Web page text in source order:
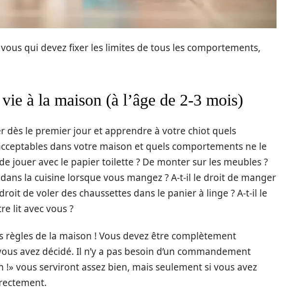
vous qui devez fixer les limites de tous les comportements,
à la maison (à l’âge de 2-3 mois)
dès le premier jour et apprendre à votre chiot quels
dans votre maison et quels comportements ne le
jouer avec le papier toilette ? De monter sur les meubles ?
la cuisine lorsque vous mangez ? A-t-il le droit de manger
de voler des chaussettes dans le panier à linge ? A-t-il le
lit avec vous ?
règles de la maison ! Vous devez être complètement
avez décidé. Il n’y a pas besoin d’un commandement
!» vous serviront assez bien, mais seulement si vous avez